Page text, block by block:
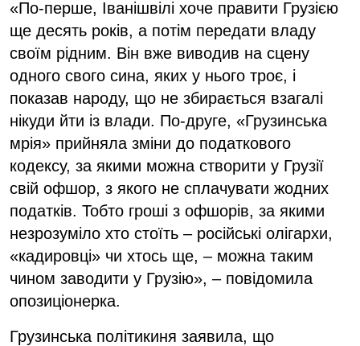
«По-перше, Іванішвілі хоче правити Грузією
ще десять років, а потім передати владу
своїм рідним. Він вже виводив на сцену
одного свого сина, яких у нього троє, і
показав народу, що не збирається взагалі
нікуди йти із влади. По-друге, «Грузинська
мрія» прийняла зміни до податкового
кодексу, за якими можна створити у Грузії
свій офшор, з якого не сплачувати жодних
податків. Тобто гроші з офшорів, за якими
незрозуміло хто стоїть – російські олігархи,
«кадировці» чи хтось ще, – можна таким
чином заводити у Грузію», – повідомила
опозиціонерка.
Грузинська політикиня заявила, що